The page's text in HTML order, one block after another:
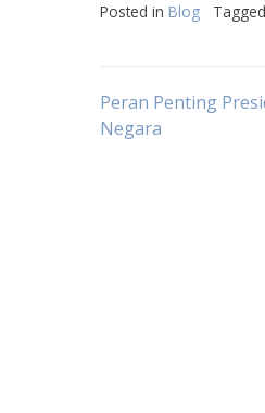
Posted in Blog Tagged
Post
Peran Penting
Negara